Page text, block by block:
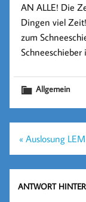
AN ALLE! Die
Dingen viel
zum
Allgemein
« Auslosung
ANTWORT